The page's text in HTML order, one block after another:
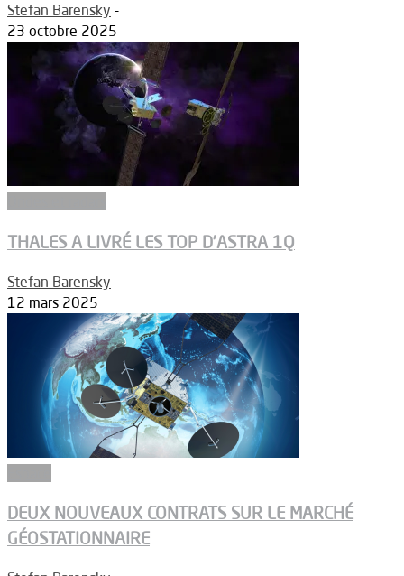
Stefan Barensky -
23 octobre 2025
THALES A LIVRÉ LES TOP D’ASTRA 1Q
Stefan Barensky -
12 mars 2025
DEUX NOUVEAUX CONTRATS SUR LE MARCHÉ
GÉOSTATIONNAIRE